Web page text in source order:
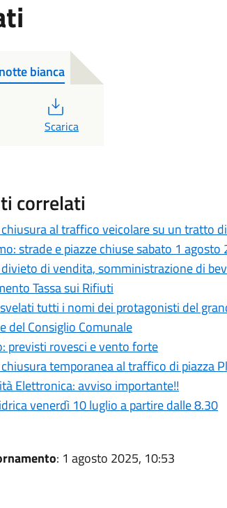
notte bianca
PDF
Scarica
correlati
al traffico veicolare su un tratto
strade e piazze chiuse sabato 1 agosto
di vendita, somministrazione di
Tassa sui Rifiuti
tutti i nomi dei protagonisti del
del Consiglio Comunale
previsti rovesci e vento forte
temporanea al traffico di piazza
Elettronica: avviso importante!!
venerdì 10 luglio a partire dalle 8.30
: 1 agosto 2025, 10:53